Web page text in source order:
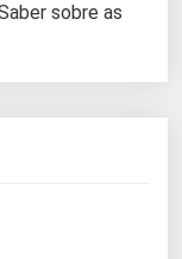
sobre as